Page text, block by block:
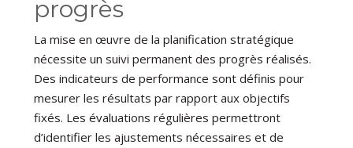
progrès
La mise en œuvre de la planification stratégique
nécessite un suivi permanent des progrès réalisés.
Des indicateurs de performance sont définis pour
mesurer les résultats par rapport aux objectifs
fixés. Les évaluations régulières permettront
d’identifier les ajustements nécessaires et de